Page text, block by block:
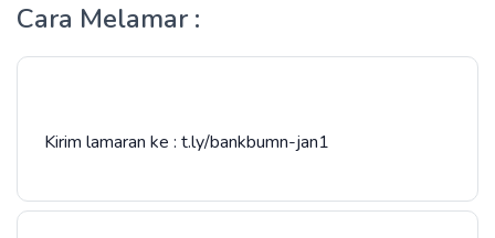
Cara Melamar :
Kirim lamaran ke : t.ly/bankbumn-jan1